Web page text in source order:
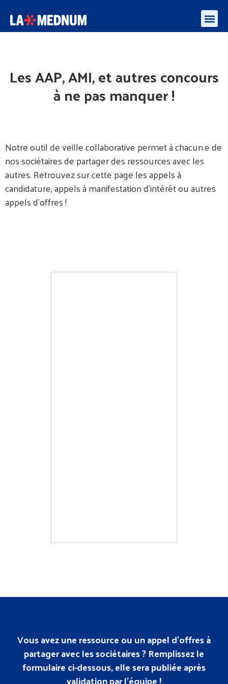
Les AAP, AMI, et autres concours
à ne pas manquer !
Notre outil de veille collaborative permet à chacun.e de
nos sociétaires de partager des ressources avec les
autres. Retrouvez sur cette page les appels à
candidature, appels à manifestation d’intérêt ou autres
appels d’offres !
Vous avez une ressource ou un appel d’offres à
partager avec les sociétaires ? Remplissez le
formulaire ci-dessous, elle sera publiée après